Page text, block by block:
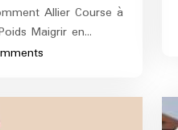
Allier Course à
Maigrir en…